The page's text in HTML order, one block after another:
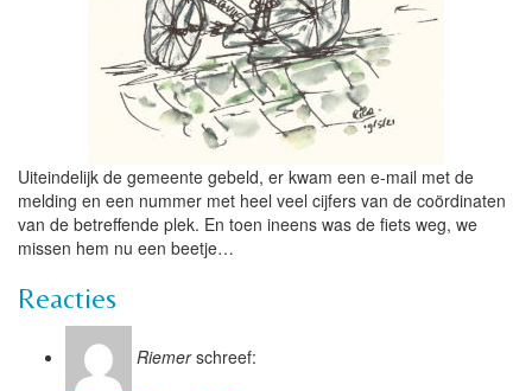
Uiteindelijk de gemeente gebeld, er kwam een e-mail met de
melding en een nummer met heel veel cijfers van de coördinaten
van de betreffende plek. En toen ineens was de fiets weg, we
missen hem nu een beetje…
Reacties
Riemer schreef: